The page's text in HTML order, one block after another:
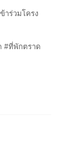
าร่วมโครง
#ที่พักตราด